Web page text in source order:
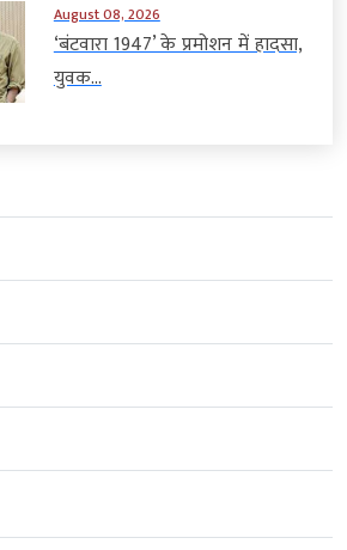
August 08, 2026
‘बंटवारा 1947’ के प्रमोशन में हादसा,
युवक...